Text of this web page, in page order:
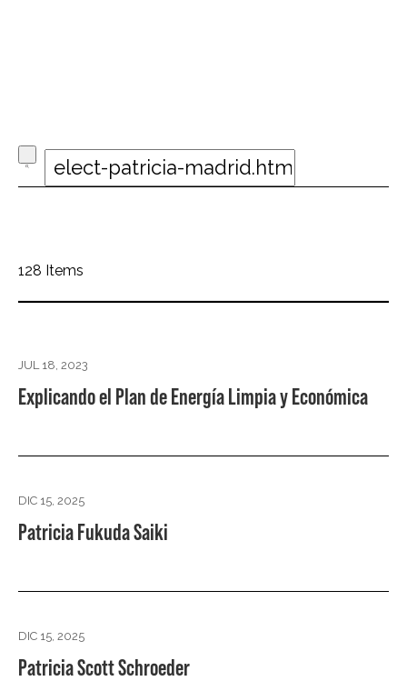
128 Items
JUL 18, 2023
Explicando el Plan de Energía Limpia y Económica
DIC 15, 2025
Patricia Fukuda Saiki
DIC 15, 2025
Patricia Scott Schroeder